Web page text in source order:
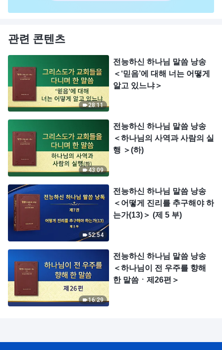
관련 콘텐츠
28:11
전능하신 하나님 말씀 낭송
＜‘믿음’에 대해 너는 어떻게
알고 있느냐＞
43:09
전능하신 하나님 말씀 낭송
＜하나님의 사역과 사람의 실
행 ＞(하)
52:54
전능하신 하나님 말씀 낭송
＜어떻게 진리를 추구해야 하
는가(13)＞ (제 5 부)
16:29
전능하신 하나님 말씀 낭송
＜하나님이 전 우주를 향해
한 말씀ㆍ제26편＞